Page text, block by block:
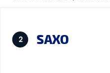
2 SAXO